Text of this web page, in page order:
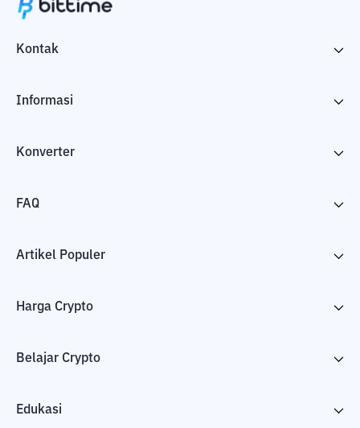
Kontak
Informasi
Konverter
FAQ
Artikel Populer
Harga Crypto
Belajar Crypto
Edukasi